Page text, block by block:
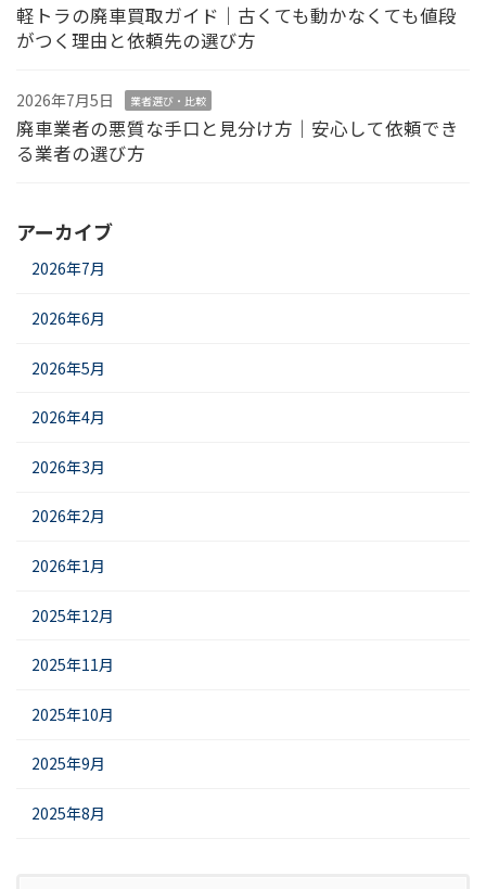
軽トラの廃車買取ガイド｜古くても動かなくても値段
がつく理由と依頼先の選び方
2026年7月5日 業者選び・比較
廃車業者の悪質な手口と見分け方｜安心して依頼でき
る業者の選び方
アーカイブ
2026年7月
2026年6月
2026年5月
2026年4月
2026年3月
2026年2月
2026年1月
2025年12月
2025年11月
2025年10月
2025年9月
2025年8月